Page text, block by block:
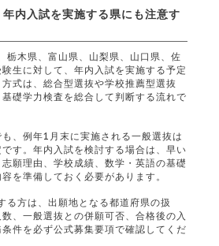
内入試を実施する県にも注意す
栃木県、富山県、山梨県、山口県、佐
生に対して、年内入試を実施する予定
式は、総合型選抜や学校推薦型選抜
礎学力検査を総合して判断する流れで
、例年1月末に実施される一般選抜は
す。年内入試を検討する場合は、早い
願理由、学校成績、数学・英語の基礎
を準備しておく必要があります。
る方は、出願地となる都道府県の扱
、一般選抜との併願可否、合格後の入
件を必ず公式募集要項で確認してくだ